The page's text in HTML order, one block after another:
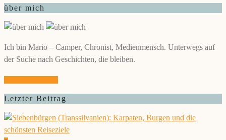
über mich
Ich bin Mario – Camper, Chronist, Medienmensch. Unterwegs auf
der Suche nach Geschichten, die bleiben.
Letzter Beitrag